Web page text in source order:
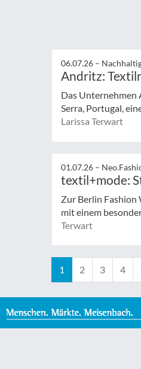
06.07.26 –
Andritz:
Das Unternehmen
Serra, Portugal,
Larissa Terwart
01.07.26 –
textil+mode:
Zur Berlin Fashion
mit einem
Terwart
1 2 3 4